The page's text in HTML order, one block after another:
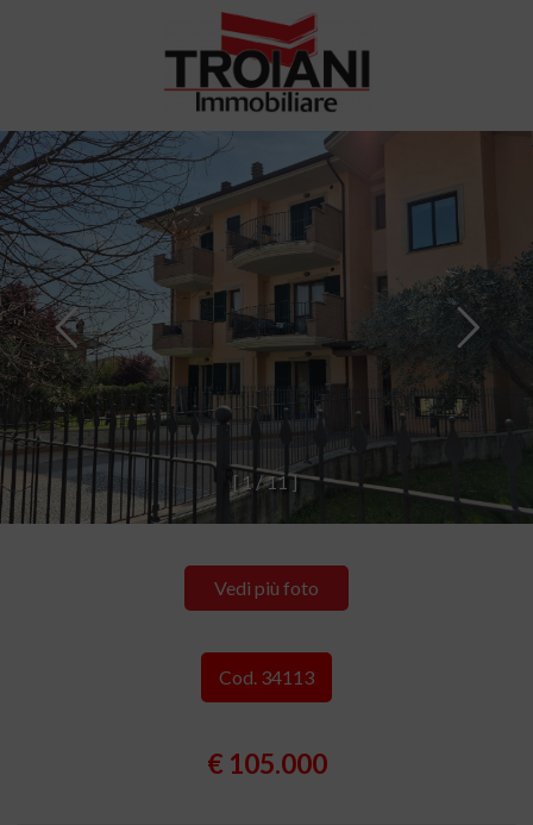
[1 /11 ]
Vedi più foto
Cod. 34113
€ 105.000